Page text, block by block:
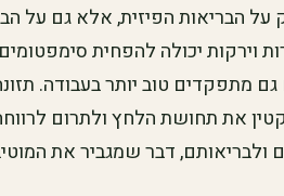
על הבריאות הפיזית, אלא גם על
וירקות יכולה להפחית
גם מתפקדים טוב יותר בעבודה.
את תחושת הלחץ ולתרום
דבר שמגביר את